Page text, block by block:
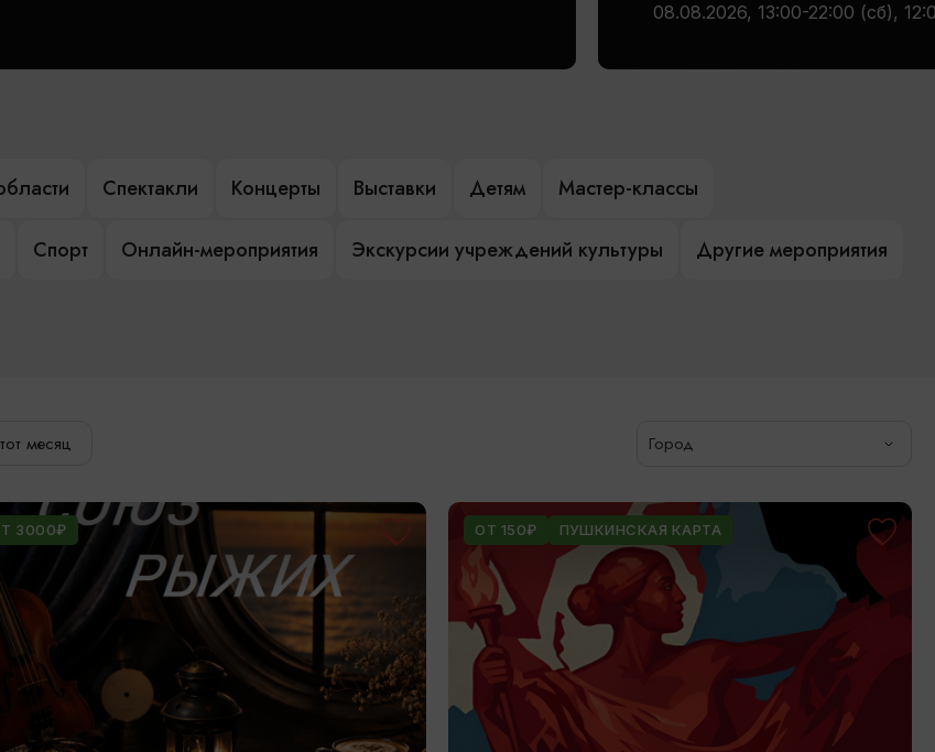
08.08.2026, 13:00-22:00 (сб),
Спектакли Концерты Выставки Детям Мастер-классы
Спорт Онлайн-мероприятия Экскурсии учреждений культуры Другие мероприятия
месяц Город
3000₽ ОТ 150₽ ПУШКИНСКАЯ КАРТА